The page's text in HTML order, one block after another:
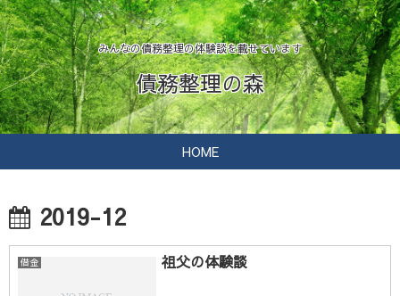
みんなの債務整理の体験談を載せています
債務整理の森
HOME
2019-12
借金 祖父の体験談